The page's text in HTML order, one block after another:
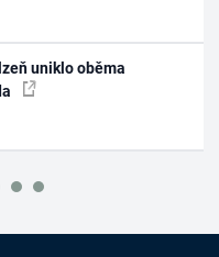
uniklo oběma